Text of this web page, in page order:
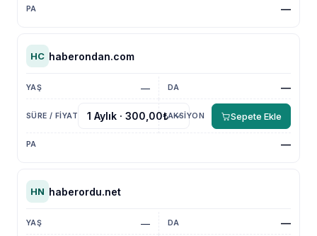
—
HC haberondan.com
— —
—
Sepete Ekle
HN haberordu.net
— —